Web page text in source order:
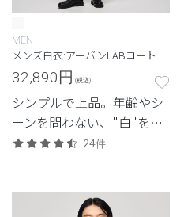
MEN
メンズ白衣:アーバンLABコート
32,890円 (税込)
シンプルで上品。年齢やシ
ーンを問わない、"白"を追
求したクラシコの定番モデ
24件